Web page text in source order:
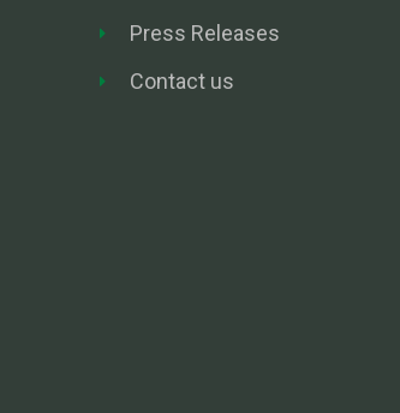
Press Releases
Contact us